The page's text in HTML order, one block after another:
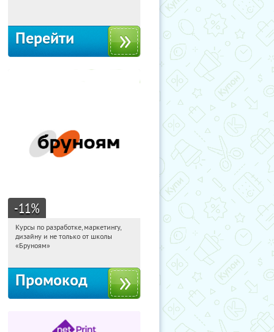
Перейти
-11%
23:27:33
Получи первым!
Россия
Курсы по разработке, маркетингу,
дизайну и не только от школы
«Бруноям»
Промокод